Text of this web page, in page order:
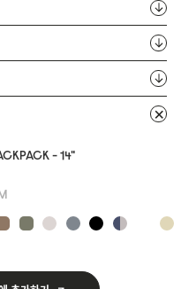
- 14"